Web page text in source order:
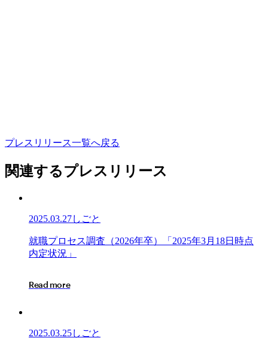
プレ ス リ リ ース一覧へ戻る
関連するプレスリリース
2025.03.27しごと
就
職
セ
査
（2026
就職プロ セス調査 （2026年卒） 「 2025年3月 18日 時点
内定状況 」
Read more
2025.03.25しごと